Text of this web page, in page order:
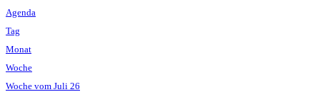
Agenda
Tag
Monat
Woche
Woche vom Juli 26